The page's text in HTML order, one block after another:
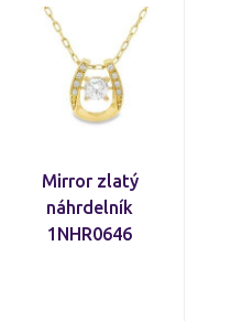
, či
farebnými
náhrdelníka
aj
veľkosťa
je určený.
Mirror zlatý
náhrdelník
1NHR0646